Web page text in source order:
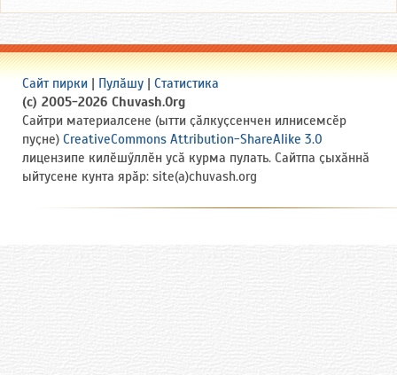
Сайт пирки | Пулӑшу | Статистика
(c) 2005-2026 Chuvash.Org
Сайтри материалсене (ытти ҫӑлкуҫсенчен илнисемсӗр
пуҫне) CreativeCommons Attribution-ShareAlike 3.0
лицензипе килӗшӳллӗн усӑ курма пулать. Сайтпа ҫыхӑннӑ
ыйтусене кунта ярӑр: site(a)chuvash.org